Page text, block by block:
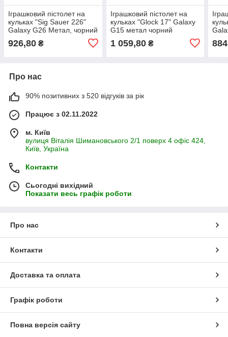
Іграшковий пістолет на
кульках "Sig Sauer 226"
Galaxy G26 Метал, чорний
926,80 ₴
Іграшковий пістолет на
кульках "Glock 17" Galaxy
G15 метал чорний
1 059,80₴
Про нас
90% позитивних з 520 відгуків за рік
Працює з 02.11.2022
м. Київ
вулиця Віталія Шимановського 2/1 поверх 4 офіс 424,
Київ, Україна
Контакти
Сьогодні вихідний
Показати весь графік роботи
Про нас
Контакти
Доставка та оплата
Графік роботи
Повна версія сайту